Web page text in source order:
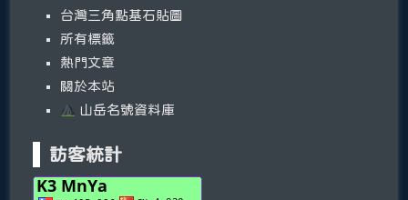
台灣三角點基石貼圖
所有標籤
熱門文章
關於本站
山岳名號資料庫
訪客統計